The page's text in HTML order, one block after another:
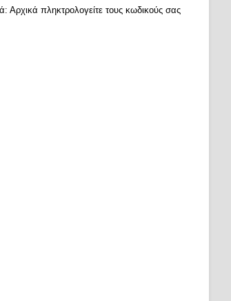
Αρχικά πληκτρολογείτε τους κωδικούς σας